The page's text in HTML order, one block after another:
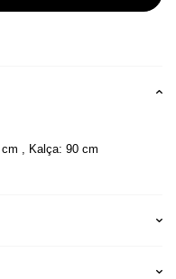
, Kalça: 90 cm